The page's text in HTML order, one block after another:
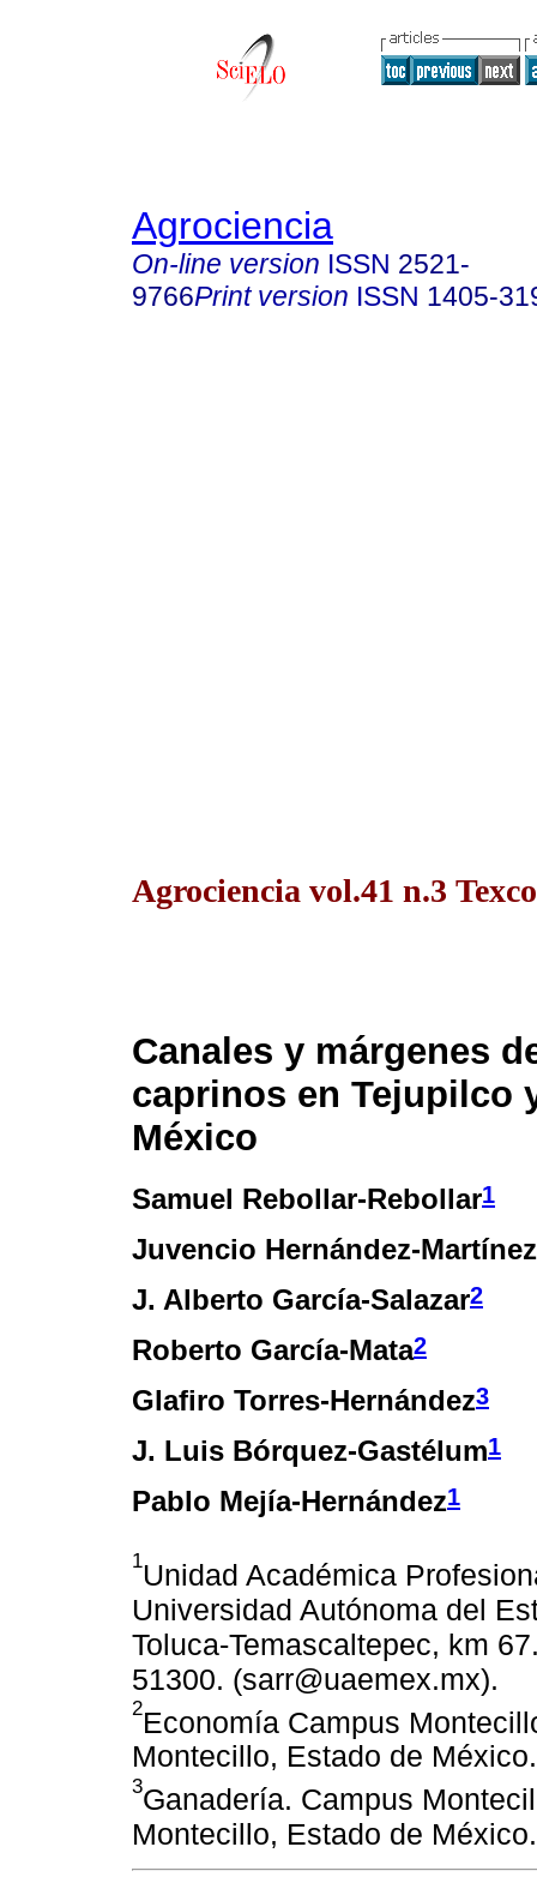
Agrociencia
On-line version ISSN 2521-
9766Print version ISSN 1405-
Agrociencia vol.41 n.3
Canales y márgenes
caprinos en Tejupilco
México
Samuel Rebollar-Rebollar1
Juvencio Hernández-Martínez
J. Alberto García-Salazar2
Roberto García-Mata2
Glafiro Torres-Hernández3
J. Luis Bórquez-Gastélum1
Pablo Mejía-Hernández1
1Unidad Académica
Universidad Autónoma del
Toluca-Temascaltepec, km
51300. (sarr@uaemex.mx).
2Economía Campus
Montecillo, Estado de México.
3Ganadería. Campus
Montecillo, Estado de México.